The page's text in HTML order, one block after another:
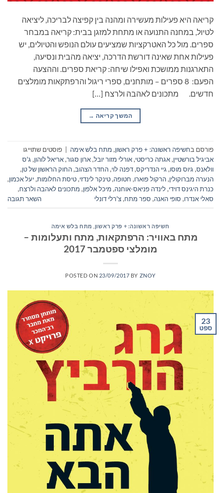
קריאה היא פעילות מעשירה ומהנה בין קפיצה לבריכה, ליציאה
לטיול, במחנה התנועה או מתחת למזגן בבית: קריאה במבחר
ספרים. מול כל האטרקציות שמציעים עולם הנופש והטיולים, יש
פעילות אחת שאינה דורשת הדרכה, יציאה מהבית ונסיעה,
התארגנות ממושכת ואפילו שיחה: קריאת ספרים. וההצעה
הפעם: 8 ספרים – מותחנים, ספרי ריגול והרפתקאות מומלצים
חדשים. מתכונים לאהבה ולרצח […]
המשך קריאה →
פורסם בחשיפה ראשונה: + פרק ראשון, מתח בלש אימה
פוסטים שתוייגו
אביגיל בורשטיין,אגתה כריסטי,אורלי מזור יובל,ארון סגור,אריאל לוהון, ג'ס
וולאנס, גיוס מוסו, גיי הנדריקס,דפנה לוי,החדר הצהוב,החוק הראשון של טן,
הנערה מברוקולין,הרקול פוארו, חטופה,טינקר לינדזי,טיסת החלומות,יעל אכמון,
כנרת היגינס דוידי,לינדה פניאס-אוחנה, מיכל אלפון, מתכונים לאהבה ולרצח,
סאלי אנדרו, סופי האנה, ספר מתח,צ'רלי דונלי השאר תגובה
חשיפה ראשונה: + פרק ראשון מתח בלש אימה
מתח באוויר: הרפתקאות, מתח ותעלומות –
מומלצי ספטמבר 2017
POSTED ON 23/09/2017 BY ZNOY
23
ספט